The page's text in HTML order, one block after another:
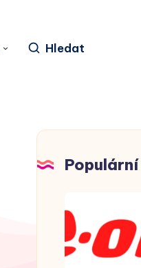
Hledat
Populární
pobočka
Jihlava